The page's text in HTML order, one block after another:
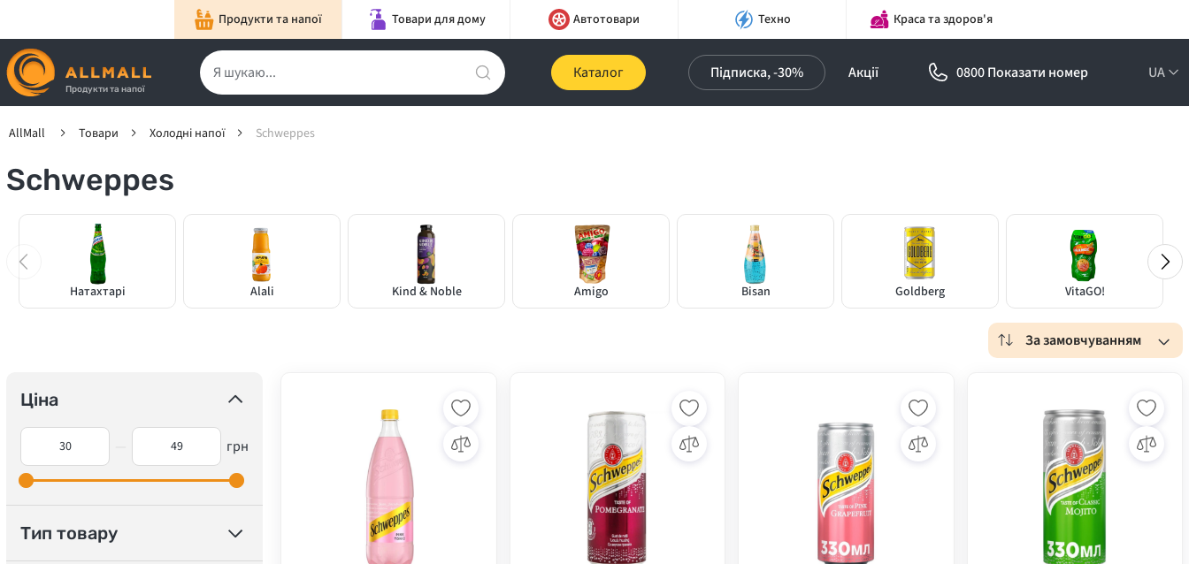
Продукти та напої Товари для дому Автотовари Техно Краса та здоров'я
Продукти та напої
Каталог Підписка, -30% Акції 0800 Показати номер UA
AllMall Товари Холодні напої Schweppes
Schweppes
Натахтарі Alali Kind & Noble Amigo Bisan Goldberg VitaGO!
За замовчуванням
Ціна
грн
Тип товару